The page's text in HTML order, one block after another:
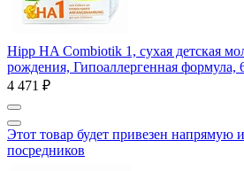
Hipp HA Combiotik 1, сухая детская
рождения, Гипоаллергенная формула,
4 471 ₽
Этот товар будет привезен напрямую
посредников